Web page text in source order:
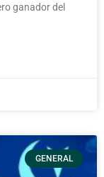
ganador del
GENERAL